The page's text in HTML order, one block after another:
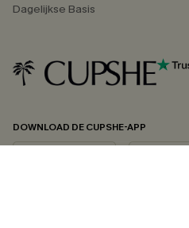
Dagelijkse Basis
DOWNLOAD DE CUPSHE-APP